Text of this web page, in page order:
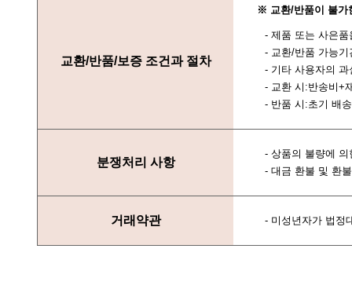
교환/반품/보증 조건과 절차
※ 교환/반품이 불가
- 제품 또는 사은
- 교환/반품 가능
- 기타 사용자의
- 교환 시:반송비+
- 반품 시:초기 배
분쟁처리 사항
- 상품의 불량에
- 대금 환불 및 환
거래약관 - 미성년자가 법정